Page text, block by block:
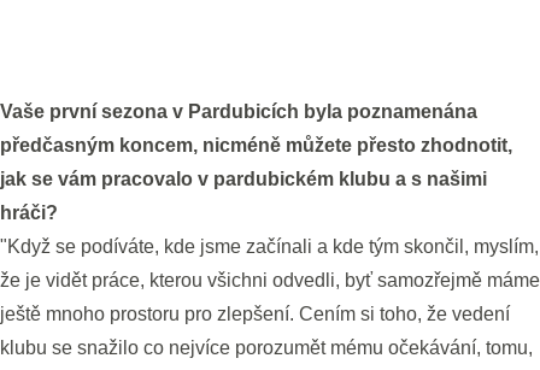
Vaše první sezona v Pardubicích byla poznamenána
předčasným koncem, nicméně můžete přesto zhodnotit,
jak se vám pracovalo v pardubickém klubu a s našimi
hráči?
"Když se podíváte, kde jsme začínali a kde tým skončil, myslím,
že je vidět práce, kterou všichni odvedli, byť samozřejmě máme
ještě mnoho prostoru pro zlepšení. Cením si toho, že vedení
klubu se snažilo co nejvíce porozumět mému očekávání, tomu,